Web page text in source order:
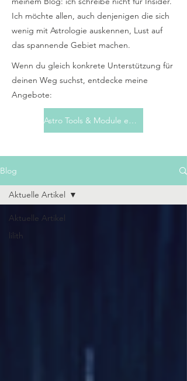
Ich möchte allen, auch denjenigen die sich
wenig mit Astrologie auskennen, Lust auf
das spannende Gebiet machen.
Wenn du gleich konkrete Unterstützung für
deinen Weg suchst, entdecke meine
Angebote:
Astro Tools & Module entdecken
Blog
Aktuelle Artikel
lilith
Aktuelle Artikel